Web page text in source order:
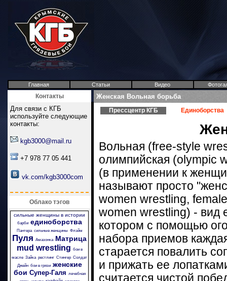
Главная Статьи Видео
Контакты
Для связи с КГБ
используйте следующие
контакты:
kgb3000@mail.ru
+7 978 77 05 441
vk.com/kgb3000com
Облако тэгов
сильные женщины в истории
барби единоборства
Пантера сильные женщины Флэйм
Пуля Амазонка Матрица
mud wrestling бои в
масле Зайка рестлинг Стингер Солдат
Джейн бои в грязи женские
бои Супер-Галя лечебная
Женская Вольная борьба
Прессцентр КГБ Единоборства
Вольная (free-style
олимпийская (olympic
(в применении к
называют просто
women wrestling,
women wrestling) - вид
котором с помощью
набора приемов
старается повалить
и прижать ее
считается чистой